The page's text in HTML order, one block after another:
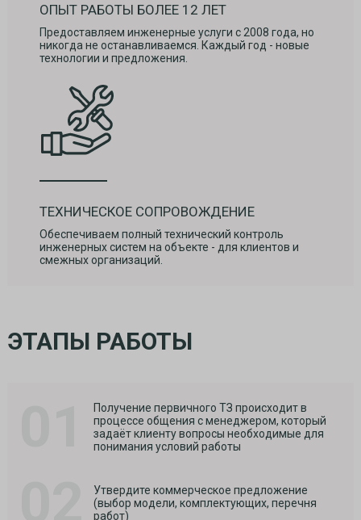
ОПЫТ РАБОТЫ БОЛЕЕ 12 ЛЕТ
Предоставляем инженерные услуги с 2008 года, но
никогда не останавливаемся. Каждый год - новые
технологии и предложения.
ТЕХНИЧЕСКОЕ СОПРОВОЖДЕНИЕ
Обеспечиваем полный технический контроль
инженерных систем на объекте - для клиентов и
смежных организаций.
ЭТАПЫ РАБОТЫ
Получение первичного ТЗ происходит в
процессе общения с менеджером, который
задаёт клиенту вопросы необходимые для
понимания условий работы
Утвердите коммерческое предложение
(выбор модели, комплектующих, перечня
работ)